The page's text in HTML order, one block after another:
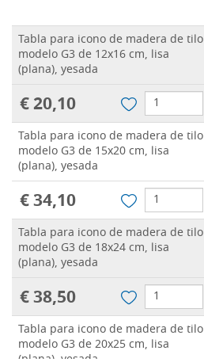
Tabla para icono de madera de tilo
modelo G3 de 12x16 cm, lisa
(plana), yesada
€ 20,10
Tabla para icono de madera de tilo
modelo G3 de 15x20 cm, lisa
(plana), yesada
€ 34,10
Tabla para icono de madera de tilo
modelo G3 de 18x24 cm, lisa
(plana), yesada
€ 38,50
Tabla para icono de madera de tilo
modelo G3 de 20x25 cm, lisa